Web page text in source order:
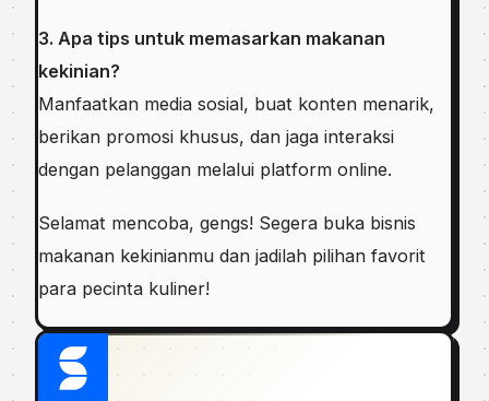
3. Apa tips untuk memasarkan makanan
kekinian?
Manfaatkan media sosial, buat konten menarik,
berikan promosi khusus, dan jaga interaksi
dengan pelanggan melalui platform online.
Selamat mencoba, gengs! Segera buka bisnis
makanan kekinianmu dan jadilah pilihan favorit
para pecinta kuliner!